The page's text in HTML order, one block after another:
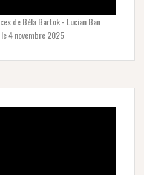
de Béla Bartok - Lucian Ban
4 novembre 2025